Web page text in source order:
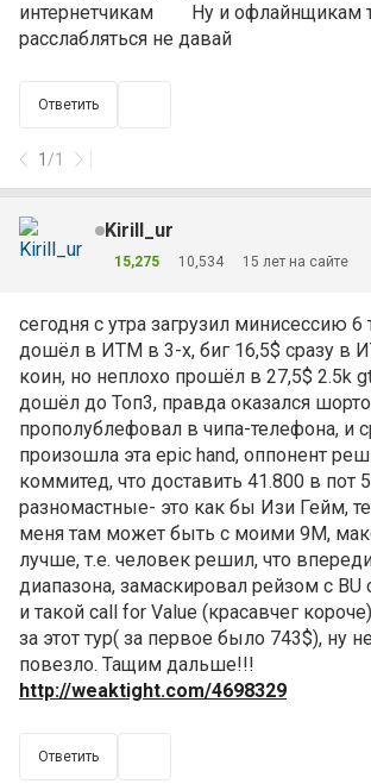
интернетчикам
Ну и офлайнщикам
расслабляться не давай
Ответить
1 /1
Kirill_ur
15,275 10,534 15 лет на сайте
сегодня с утра загрузил минисессию 6
дошёл в ИТМ в 3-х, биг 16,5$ сразу в
коин, но неплохо прошёл в 27,5$ 2.5k
дошёл до Топ3, правда оказался
прополублефовал в чипа-телефона, и
произошла эта epic hand, оппонент
коммитед, что доставить 41.800 в пот
разномастные- это как бы Изи Гейм,
меня там может быть с моими 9М,
лучше, т.е. человек решил, что
диапазона, замаскировал рейзом с BU
и такой call for Value (красавчег
за этот тур( за первое было 743$), ну
повезло. Тащим дальше!!!
http://weaktight.com/4698329
Ответить